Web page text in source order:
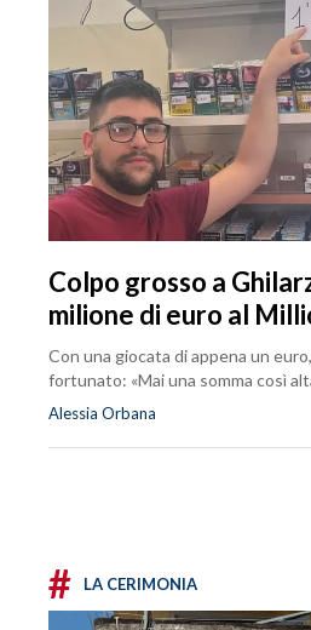
Colpo grosso a
milione di euro al
Con una giocata di appena un
fortunato: «Mai una somma così
Alessia Orbana
# LA CERIMONIA